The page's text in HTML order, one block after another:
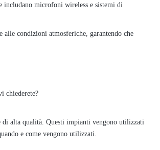
includano microfoni wireless e sistemi di
alle condizioni atmosferiche, garantendo che
chiederete?
di alta qualità. Questi impianti vengono utilizzati
e come vengono utilizzati.